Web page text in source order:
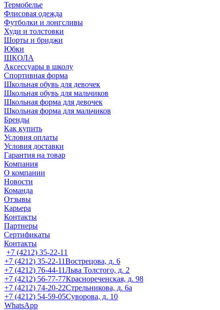
Термобелье
Флисовая одежда
Футболки и лонгсливы
Худи и толстовки
Шорты и бриджи
Юбки
ШКОЛА
Аксессуары в школу
Спортивная форма
Школьная обувь для девочек
Школьная обувь для мальчиков
Школьная форма для девочек
Школьная форма для мальчиков
Бренды
Как купить
Условия оплаты
Условия доставки
Гарантия на товар
Компания
О компании
Новости
Команда
Отзывы
Карьера
Контакты
Партнеры
Сертификаты
Контакты
+7 (4212) 35-22-11
+7 (4212) 35-22-11Вострецова, д. 6
+7 (4212) 76-44-11Льва Толстого, д. 2
+7 (4212) 56-77-77Краснореченская, д. 98
+7 (4212) 74-20-22Стрельникова, д. 6а
+7 (4212) 54-59-05Суворова, д. 10
WhatsApp